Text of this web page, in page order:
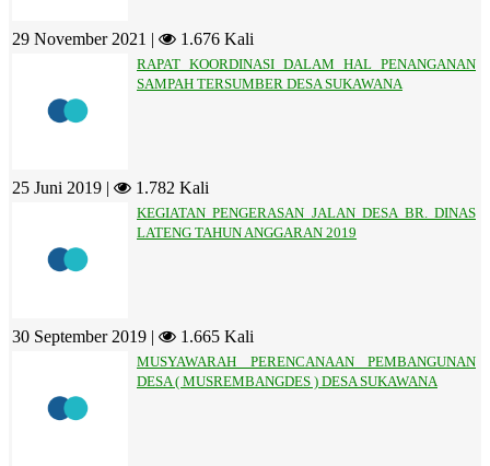
29 November 2021 | 1.676 Kali
RAPAT KOORDINASI DALAM HAL PENANGANAN
SAMPAH TERSUMBER DESA SUKAWANA
25 Juni 2019 | 1.782 Kali
KEGIATAN PENGERASAN JALAN DESA BR. DINAS
LATENG TAHUN ANGGARAN 2019
30 September 2019 | 1.665 Kali
MUSYAWARAH PERENCANAAN PEMBANGUNAN
DESA ( MUSREMBANGDES ) DESA SUKAWANA